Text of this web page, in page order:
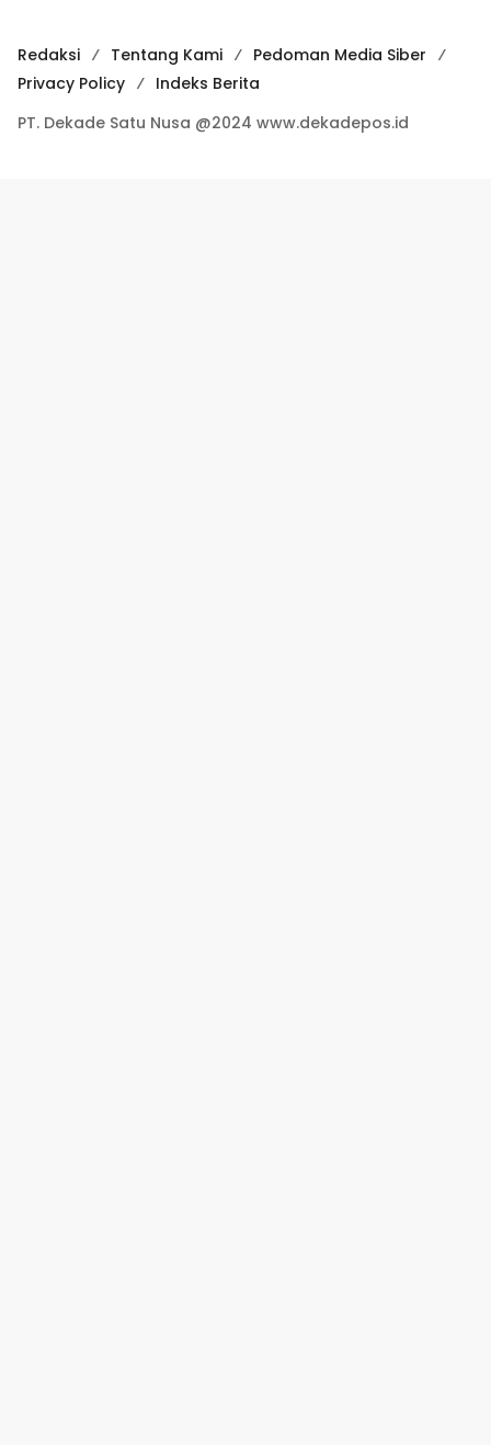
Redaksi Tentang Kami
Pedoman Media Siber
Privacy Policy
Indeks Berita
PT. Dekade Satu Nusa @2024 www.dekadepos.id